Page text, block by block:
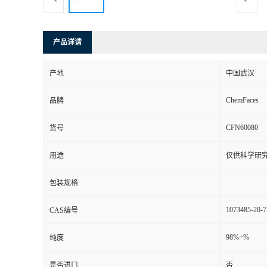
产品详请
产地 中国武汉
品牌 ChemFaces
货号 CFN60080
用途 仅供科学研
包装规格
CAS编号 1073485-20-7
纯度 98%+%
是否进口 否